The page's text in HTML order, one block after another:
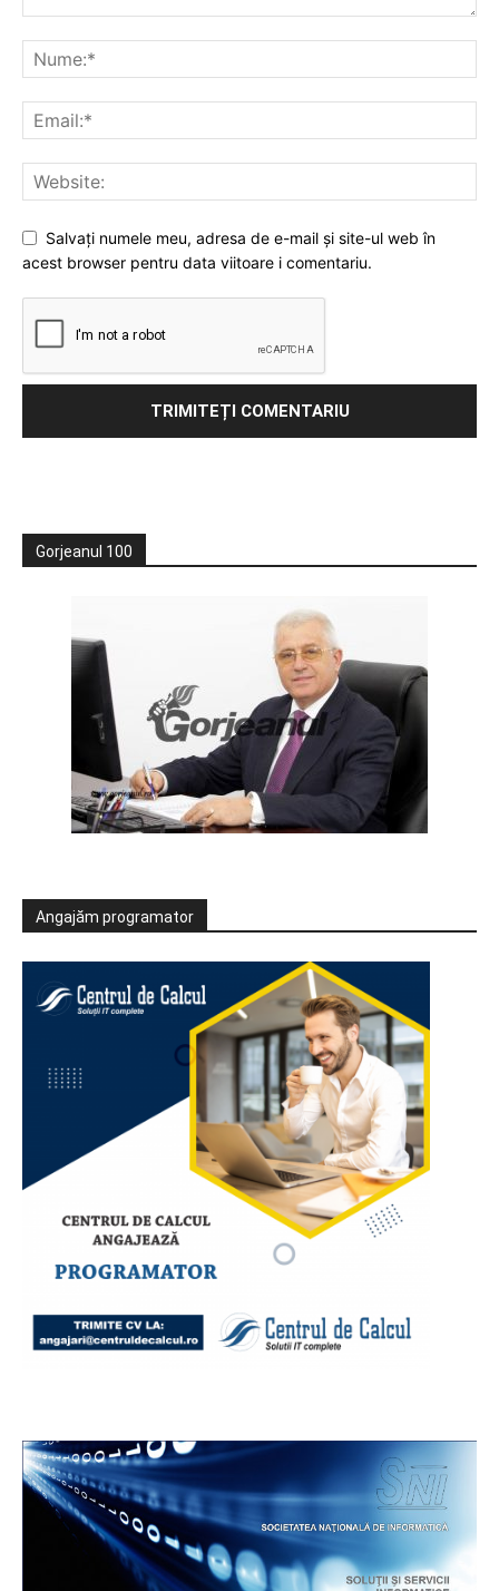
Salvați numele meu, adresa de e-mail și site-ul web în
acest browser pentru data viitoare i comentariu.
Gorjeanul 100
Angajăm programator